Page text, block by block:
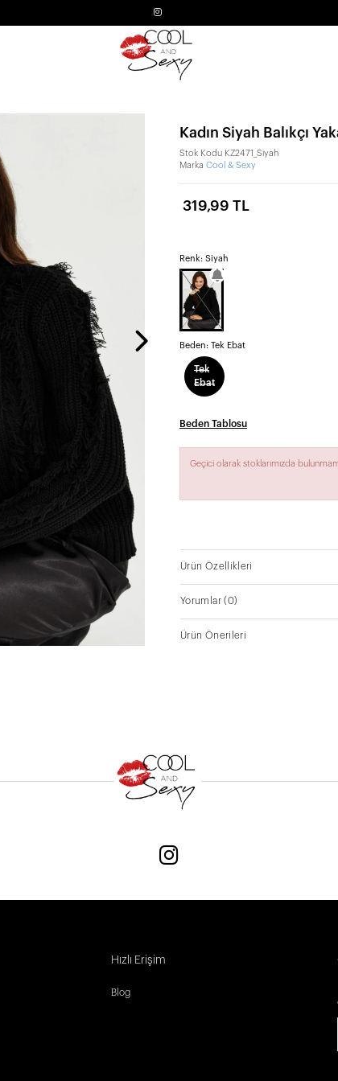
Kadın Siyah Balıkçı
Stok Kodu KZ2471_Siyah
Marka Cool & Sexy
319,99 TL
Renk: Siyah
Beden: Tek Ebat
Tek
Ebat
Beden Tablosu
Geçici olarak stoklarımızda
Ürün Özellikleri
Yorumlar(0)
Ürün Önerileri
Hızlı Erişim
Blog